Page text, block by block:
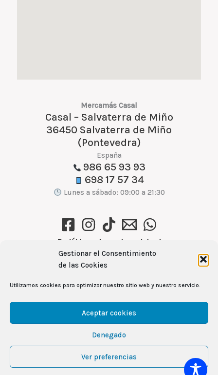
Gestionar el Consentimiento
de las Cookies
Utilizamos cookies para optimizar nuestro sitio web y nuestro servicio.
Aceptar cookies
Denegado
Ver preferencias
Mercamás Casal
Casal – Salvaterra de Miño
36450 Salvaterra de Miño
(Pontevedra)
España
986 65 93 93
698 17 57 34
Lunes a sábado: 09:00 a 21:30
Política de privacidad
Política de cookies (UE)
Aviso Legal
Ver recetas →
Copyright © 2026 Mercamas Casal | Powered by
104
CUBES& Rita García Gil